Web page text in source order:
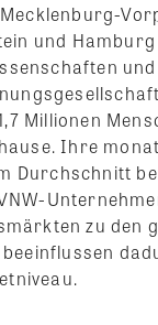
und
Millionen
Ihre
Durchschnitt
zu den